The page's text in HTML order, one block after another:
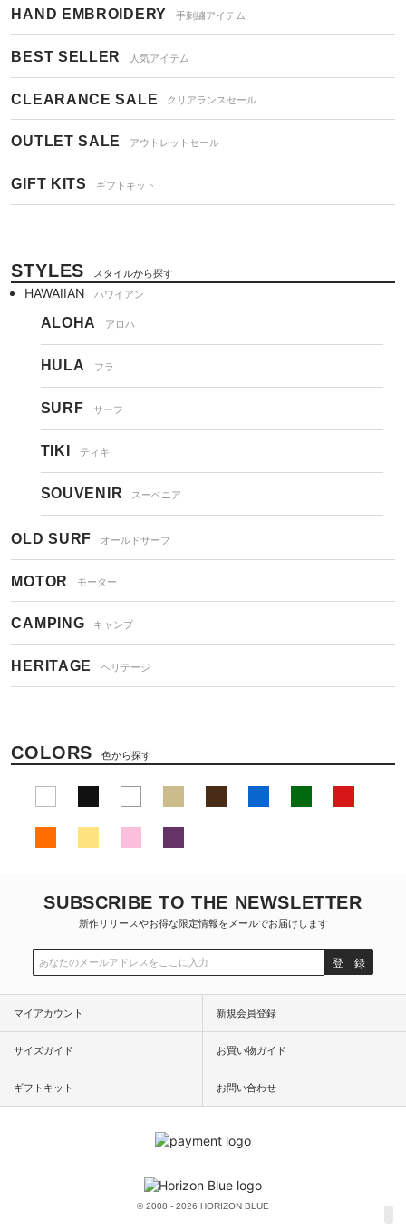
HAND EMBROIDERY 手刺繍アイテム
BEST SELLER 人気アイテム
CLEARANCE SALE クリアランスセール
OUTLET SALE アウトレットセール
GIFT KITS ギフトキット
STYLES スタイルから探す
HAWAIIAN ハワイアン
ALOHA アロハ
HULA フラ
SURF サーフ
TIKI ティキ
SOUVENIR スーベニア
OLD SURF オールドサーフ
MOTOR モーター
CAMPING キャンプ
HERITAGE ヘリテージ
COLORS 色から探す
SUBSCRIBE TO THE NEWSLETTER
新作リリースやお得な限定情報をメールでお届けします
登 録
マイアカウント 新規会員登録
サイズガイド お買い物ガイド
ギフトキット お問い合わせ
© 2008 - 2026 HORIZON BLUE